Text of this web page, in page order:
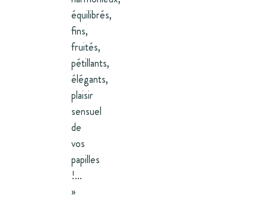
équilibrés,
fins,
fruités,
pétillants,
élégants,
plaisir
sensuel
de
vos
papilles
!...
»